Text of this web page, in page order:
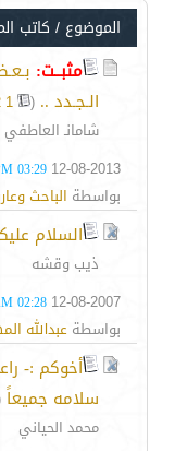
الموضوع / كاتب
مثبــت:
الـجـدد .. (
1
شامانـ العاطفي
12-08-2013
03:29 PM
بواسطة الباحث
السلام
ذيب وقشه
12-08-2007
02:28 AM
بواسطة عبدالله
أخوكم :-
سلامه جميعاً
محمد الحياني